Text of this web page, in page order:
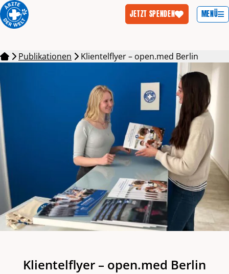
JETZT SPENDEN MENÜ
Publikationen
Klientelflyer – open.med Berlin
Klientelflyer – open.med Berlin